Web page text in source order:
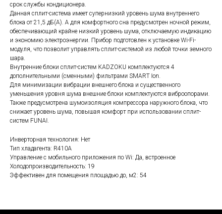
срок службы кондиционера.
Данная сплит-система имеет супернизкий уровень шума внутреннего
блока от 21,5 дБ(А). А для комфортного сна предусмотрен ночной режим,
обеспечивающий крайне низкий уровень шума, отключаемую индикацию
и экономию электроэнергии. Прибор подготовлен к установке Wi-Fi-
модуля, что позволит управлять сплит-системой из любой точки земного
шара.
Внутренние блоки сплит-систем KADZOKU комплектуются 4
дополнительными (сменными) фильтрами SMART Ion.
Для минимизации вибрации внешнего блока и существенного
уменьшения уровня шума внешние блоки комплектуются виброопорами.
Также предусмотрена шумоизоляция компрессора наружного блока, что
снижает уровень шума, повышая комфорт при использовании сплит-
систем FUNAI.
Инверторная технология: Нет
Тип хладагента: R410А
Управление c мобильного приложения по Wi: Да, встроенное
Холодопроизводительность: 19
Эффективен для помещения площадью до, м2: 54